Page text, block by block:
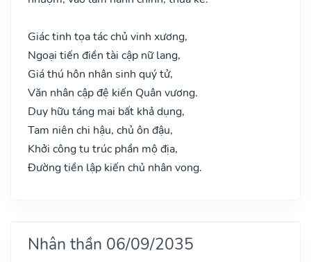
Giác tinh tọa tác chủ vinh xương,
Ngoại tiến điền tài cập nữ lang,
Giá thú hôn nhân sinh quý tử,
Văn nhân cập đệ kiến Quân vương.
Duy hữu táng mai bất khả dụng,
Tam niên chi hậu, chủ ôn đậu,
Khởi công tu trúc phần mộ địa,
Đường tiền lập kiến chủ nhân vong.
Nhân thần 06/09/2035